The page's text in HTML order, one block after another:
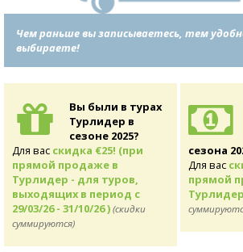
Чем раньше вы записываетесь, тем
выбираете!
Вы были в турах
Турлидер в
сезоне 2025?
Для вас скидка €25! (при
прямой продаже в
Турлидер - для туров,
выходящих в период с
29/03/26 - 31/10/26 ) (скидки
суммируются)
сезона
Для вас
прямой